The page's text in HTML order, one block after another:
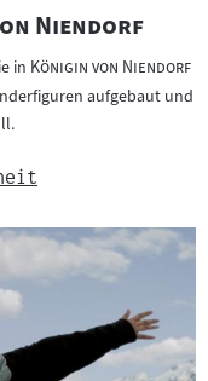
Niendorf"
in "Königin von Niendorf"
aufgebaut und